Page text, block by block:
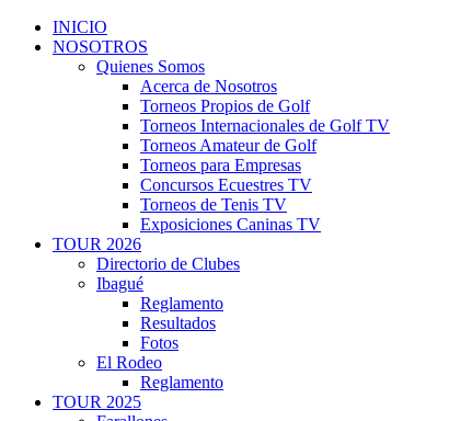
INICIO
NOSOTROS
Quienes Somos
Acerca de Nosotros
Torneos Propios de Golf
Torneos Internacionales de Golf TV
Torneos Amateur de Golf
Torneos para Empresas
Concursos Ecuestres TV
Torneos de Tenis TV
Exposiciones Caninas TV
TOUR 2026
Directorio de Clubes
Ibagué
Reglamento
Resultados
Fotos
El Rodeo
Reglamento
TOUR 2025